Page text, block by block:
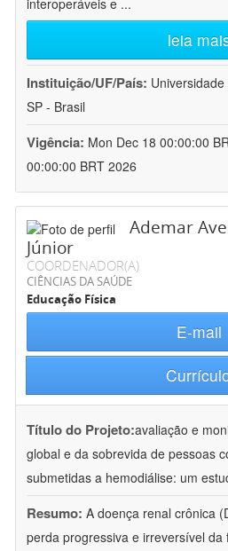
interoperáveis e ...
leia
Instituição/UF/País:
SP - Brasil
Vigência: Mon Dec 18 00:00:00
00:00:00 BRT 2026
Ademar
Júnior
COORDENADOR(A)
CIÊNCIAS DA SAÚDE
Educação Física
E-mail
Título do Projeto:avaliação e
global e da sobrevida de pessoas
submetidas a hemodiálise: um
Resumo: A doença renal crônica
perda progressiva e irreversível da